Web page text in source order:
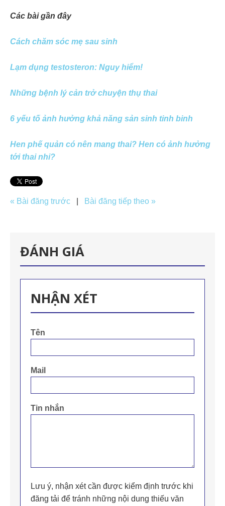
Các bài gần đây
Cách chăm sóc mẹ sau sinh
Lạm dụng testosteron: Nguy hiểm!
Những bệnh lý cản trở chuyện thụ thai
6 yếu tố ảnh hưởng khả năng sản sinh tinh binh
Hen phế quản có nên mang thai? Hen có ảnh hưởng
tới thai nhi?
« Bài đăng trước Bài đăng tiếp theo »
ĐÁNH GIÁ
NHẬN XÉT
Tên
Mail
Tin nhắn
Lưu ý, nhận xét cần được kiểm định trước khi
đăng tải để tránh những nội dung thiếu văn